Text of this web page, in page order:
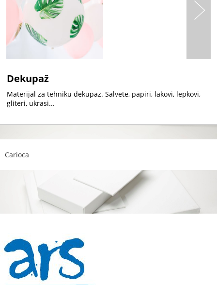
Dekupaž
Materijal za tehniku dekupaz. Salvete, papiri, lakovi, lepkovi,
gliteri, ukrasi...
Carioca